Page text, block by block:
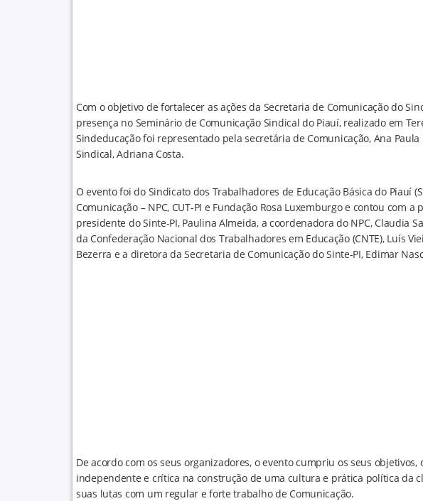
Com o objetivo de fortalecer as ações da Secretaria de Comunicação do
presença no Seminário de Comunicação Sindical do Piauí, realizado em
Sindeducação foi representado pela secretária de Comunicação, Ana
Sindical, Adriana Costa.
O evento foi do Sindicato dos Trabalhadores de Educação Básica do Piauí
Comunicação – NPC, CUT-PI e Fundação Rosa Luxemburgo e contou com
presidente do Sinte-PI, Paulina Almeida, a coordenadora do NPC, Claudia
da Confederação Nacional dos Trabalhadores em Educação (CNTE), Luís
Bezerra e a diretora da Secretaria de Comunicação do Sinte-PI, Edimar
De acordo com os seus organizadores, o evento cumpriu os seus
independente e crítica na construção de uma cultura e prática política da
suas lutas com um regular e forte trabalho de Comunicação.